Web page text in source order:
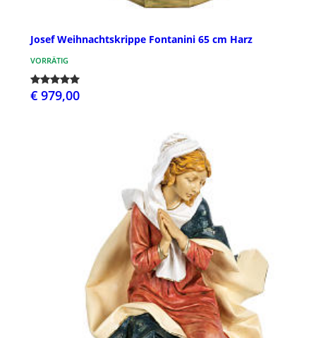
Josef Weihnachtskrippe Fontanini 65 cm Harz
VORRÄTIG
€ 979,00